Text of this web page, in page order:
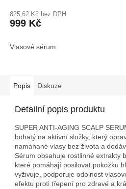
825,62 Kč bez DPH
999 Kč
Vlasové sérum
Popis Diskuze
Detailní popis produktu
SUPER ANTI-AGING SCALP
bohatý na aktivní složky, který
namáhané vlasy bez života a
Sérum obsahuje rostlinné extrakty
které pomáhají posilovat pokožku
vyživuje, podporuje odolnost
efektu proti třepení pro zdravé a